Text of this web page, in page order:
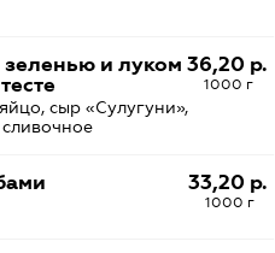
36,20 р.
1000 г
и луком
сыр «Сулугуни»,
сливочное
33,20 р.
1000 г